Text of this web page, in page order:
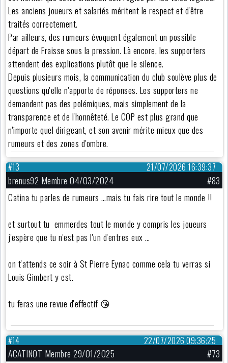
Les anciens joueurs et salariés méritent le respect et d'être
traités correctement.
Par ailleurs, des rumeurs évoquent également un possible
départ de Fraisse sous la pression. Là encore, les supporters
attendent des explications plutôt que le silence.
Depuis plusieurs mois, la communication du club soulève plus de
questions qu'elle n'apporte de réponses. Les supporters ne
demandent pas des polémiques, mais simplement de la
transparence et de l'honnêteté. Le COP est plus grand que
n'importe quel dirigeant, et son avenir mérite mieux que des
rumeurs et des zones d'ombre.
21/07/2026 16:39:37
#13
brenus92 Membre 04/03/2024
#83
Catina tu parles de rumeurs …mais tu fais rire tout le monde !!
et surtout tu emmerdes tout le monde y compris les joueurs
j'espère que tu n'est pas l'un d'entres eux …
on t'attends ce soir à St Pierre Eynac comme cela tu verras si
Louis Gimbert y est.
tu feras une revue d'effectif 😘
22/07/2026 09:36:25
#14
ACATINOT Membre 29/01/2025
#73